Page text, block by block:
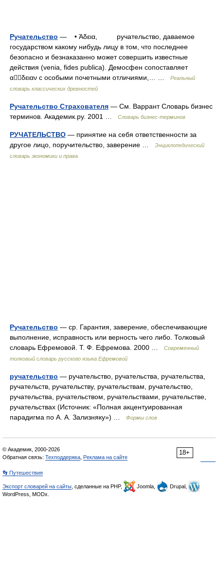
Ручательство — • Άδεια, ручательство, даваемое
государством какому нибудь лицу в том, что последнее
безопасно и безнаказанно может совершить известные
действия (venia, fides publica). Демосфен сопоставляет
αδειαν с особыми почетными отличиями,… …
Реальный
словарь классических древностей
Ручательство Страхователя — См. Варрант Словарь бизнес
терминов. Академик.ру. 2001 …
Словарь бизнес-терминов
РУЧАТЕЛЬСТВО — принятие на себя ответственности за
другое лицо, поручительство, заверение …
Энциклопедический
словарь экономики и права
Ручательство — ср. Гарантия, заверение, обеспечивающие
выполнение, исправность или верность чего либо. Толковый
словарь Ефремовой. Т. Ф. Ефремова. 2000 …
Современный
толковый словарь русского языка Ефремовой
ручательство — ручательство, ручательства, ручательства,
ручательств, ручательству, ручательствам, ручательство,
ручательства, ручательством, ручательствами, ручательстве,
ручательствах (Источник: «Полная акцентуированная
парадигма по А. А. Зализняку») …
Формы слов
18+
© Академик, 2000-2026
Обратная связь: Техподдержка Реклама на сайте
👣 Путешествия
Экспорт словарей на сайты , сделанные на PHP, Joomla,
Drupal,
WordPress, MODx.